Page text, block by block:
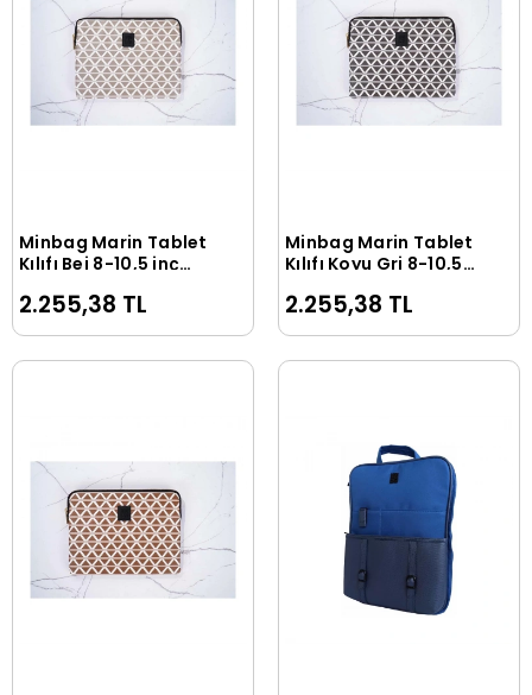
Sepete Ekle
Minbag Marin Tablet
Kılıfı Bej 8-10,5 inç
2.255,38 TL
Sepete Ekle
Minbag Marin Tablet
Kılıfı Koyu Gri 8-10,5
2.255,38 TL